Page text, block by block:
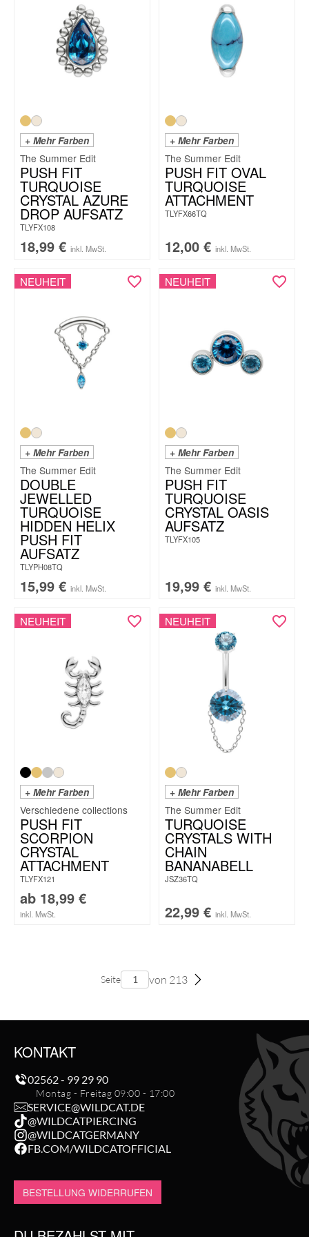
+ Mehr Farben
The Summer Edit
PUSH FIT
TURQUOISE
CRYSTAL AZURE
DROP AUFSATZ
TLYFX108
18,99 € inkl. MwSt.
+ Mehr Farben
The Summer Edit
PUSH FIT OVAL
TURQUOISE
ATTACHMENT
TLYFX66TQ
12,00 € inkl. MwSt.
NEUHEIT
+ Mehr Farben
The Summer Edit
DOUBLE
JEWELLED
TURQUOISE
HIDDEN HELIX
PUSH FIT
AUFSATZ
TLYPH08TQ
15,99 € inkl. MwSt.
NEUHEIT
+ Mehr Farben
The Summer Edit
PUSH FIT
TURQUOISE
CRYSTAL OASIS
AUFSATZ
TLYFX105
19,99 € inkl. MwSt.
NEUHEIT
+ Mehr Farben
PUSH FIT
SCORPION
CRYSTAL
ATTACHMENT
TLYFX121
ab 18,99 €
inkl. MwSt.
NEUHEIT
+ Mehr Farben
The Summer Edit
TURQUOISE
CRYSTALS WITH
CHAIN
BANANABELL
JSZ36TQ
22,99 € inkl. MwSt.
Seite von 213
KONTAKT
02562 - 99 29 90
Montag - Freitag 09:00 - 17:00
SERVICE@WILDCAT.DE
@WILDCATPIERCING
@WILDCATGERMANY
FB.COM/WILDCATOFFICIAL
BESTELLUNG WIDERRUFEN